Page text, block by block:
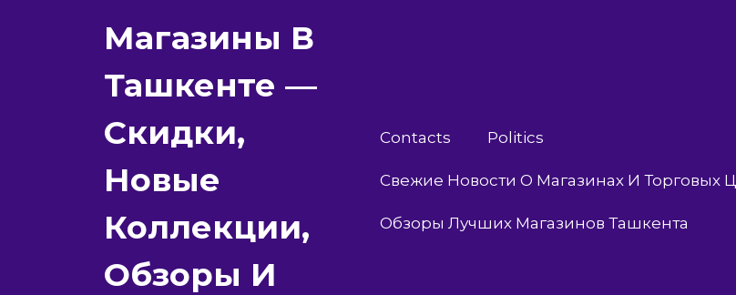
Магазины В
Ташкенте —
Скидки,
Новые
Коллекции,
Обзоры И
Contacts Politics
Свежие Новости О Магазинах И Торговых
Обзоры Лучших Магазинов Ташкента